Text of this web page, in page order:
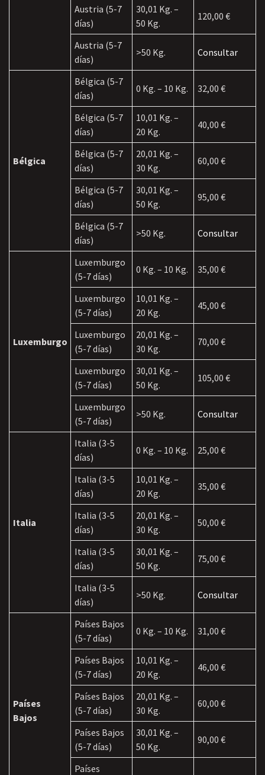
Austria (5-7
días)
30,01 Kg. –
50 Kg.
120,00 €
Austria (5-7
días)
>50 Kg. Consultar
Bélgica
Bélgica (5-7
días)
0 Kg. – 10 Kg. 32,00 €
Bélgica (5-7
días)
10,01 Kg. –
20 Kg.
40,00 €
Bélgica (5-7
días)
20,01 Kg. –
30 Kg.
60,00 €
Bélgica (5-7
días)
30,01 Kg. –
50 Kg.
95,00 €
Bélgica (5-7
días)
>50 Kg. Consultar
Luxemburgo
Luxemburgo
(5-7 días)
0 Kg. – 10 Kg. 35,00 €
Luxemburgo
(5-7 días)
10,01 Kg. –
20 Kg.
45,00 €
Luxemburgo
(5-7 días)
20,01 Kg. –
30 Kg.
70,00 €
Luxemburgo
(5-7 días)
30,01 Kg. –
50 Kg.
105,00 €
Luxemburgo
(5-7 días)
>50 Kg. Consultar
Italia
Italia (3-5
días)
0 Kg. – 10 Kg. 25,00 €
Italia (3-5
días)
10,01 Kg. –
20 Kg.
35,00 €
Italia (3-5
días)
20,01 Kg. –
30 Kg.
50,00 €
Italia (3-5
días)
30,01 Kg. –
50 Kg.
75,00 €
Italia (3-5
días)
>50 Kg. Consultar
Países
Bajos
Países Bajos
(5-7 días)
0 Kg. – 10 Kg. 31,00 €
Países Bajos
(5-7 días)
10,01 Kg. –
20 Kg.
46,00 €
Países Bajos
(5-7 días)
20,01 Kg. –
30 Kg.
60,00 €
Países Bajos
(5-7 días)
30,01 Kg. –
50 Kg.
90,00 €
Países